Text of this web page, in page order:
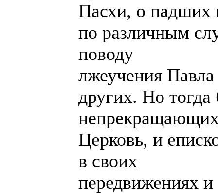
Пасхи, о падших
по различным
поводу
лжеучения
других. Но
Церковь, и
в своих
передвижениях